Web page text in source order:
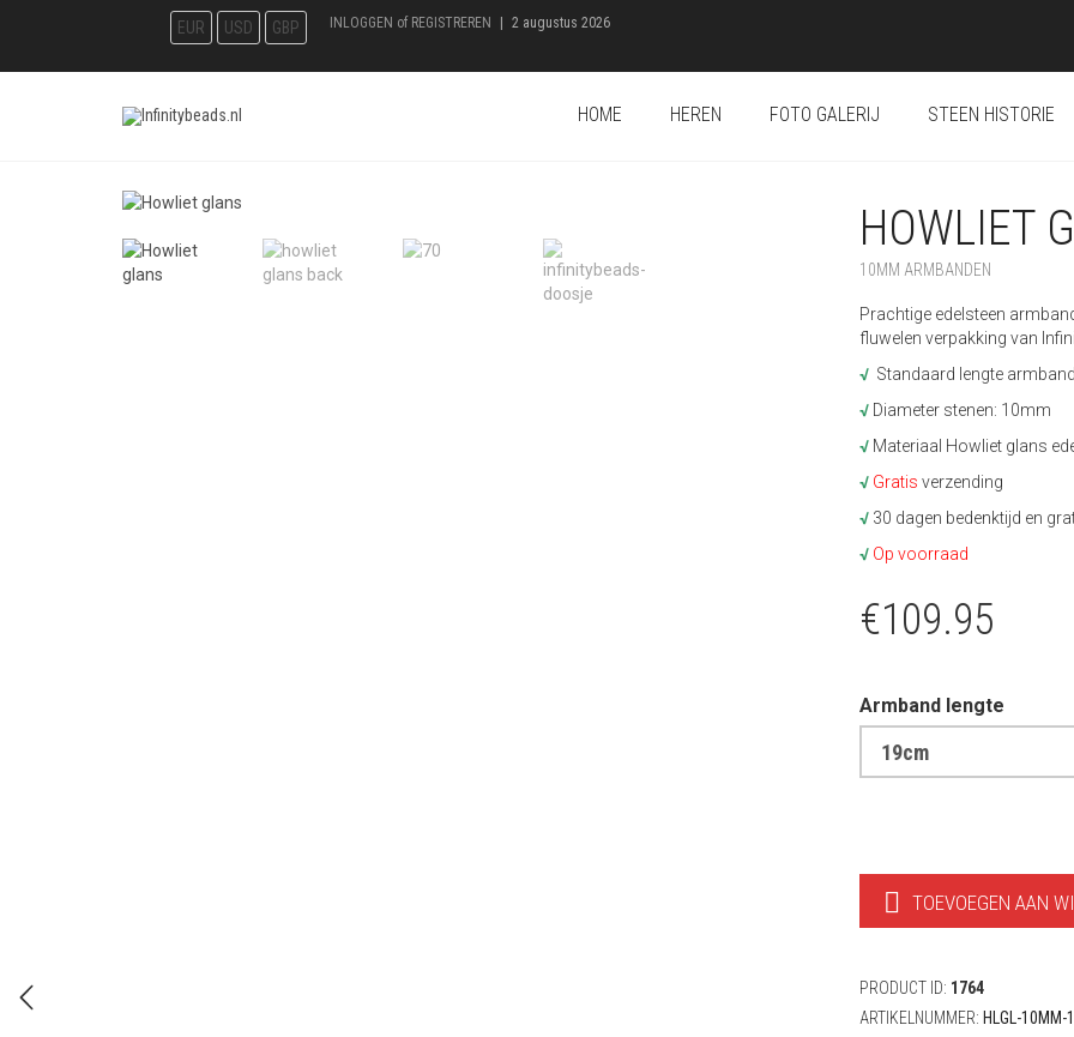
EUR USD GBP INLOGGEN of REGISTREREN 2 augustus 2026
HOME HEREN FOTO GALERIJ STEEN HISTORIE
HOWLIET
10MM ARMBANDEN
Prachtige edelsteen
fluwelen verpakking van
√ Standaard lengte
√ Diameter stenen: 10mm
√ Materiaal Howliet glans
√ Gratis verzending
√ 30 dagen bedenktijd en
√ Op voorraad
€109.95
Armband lengte
TOEVOEGEN AAN
PRODUCT ID: 1764
ARTIKELNUMMER: HLGL-10MM-